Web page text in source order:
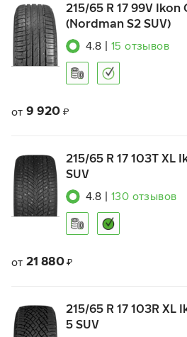
215/65 R 17 99V
(Nordman S2 SUV)
4.8 15 отзывов
от 9 920 ₽
215/65 R 17 103T XL
SUV
4.8 130 отзывов
от 21 880 ₽
215/65 R 17 103R
5 SUV